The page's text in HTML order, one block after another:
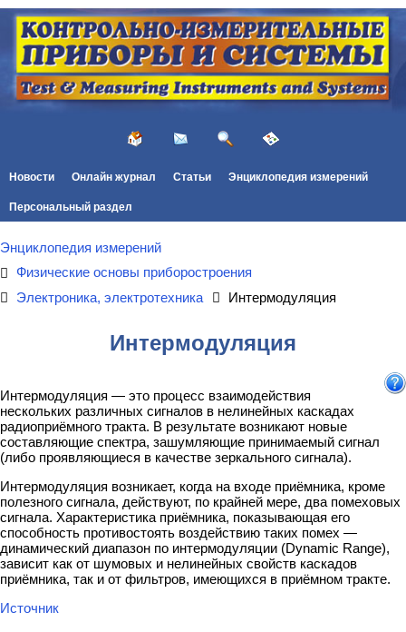
Новости Онлайн журнал Статьи Энциклопедия измерений
Персональный раздел
Энциклопедия измерений
Физические основы приборостроения
Электроника, электротехника
Интермодуляция
Интермодуляция
Интермодуляция — это процесс взаимодействия
нескольких различных сигналов в нелинейных каскадах
радиоприёмного тракта. В результате возникают новые
составляющие спектра, зашумляющие принимаемый сигнал
(либо проявляющиеся в качестве зеркального сигнала).
Интермодуляция возникает, когда на входе приёмника, кроме
полезного сигнала, действуют, по крайней мере, два помеховых
сигнала. Характеристика приёмника, показывающая его
способность противостоять воздействию таких помех —
динамический диапазон по интермодуляции (Dynamic Range),
зависит как от шумовых и нелинейных свойств каскадов
приёмника, так и от фильтров, имеющихся в приёмном тракте.
Источник